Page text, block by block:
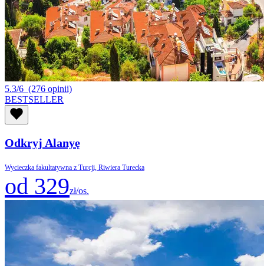
5.3/6 (276 opinii)
BESTSELLER
Odkryj Alanyę
Wycieczka fakultatywna z Turcji, Riwiera Turecka
od 329zł/os.